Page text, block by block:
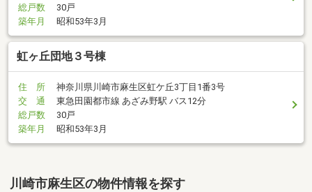
総戸数
30戸
築年月
昭和53年3月
虹ヶ丘団地３号棟
住 所
神奈川県川崎市麻生区虹ケ丘3丁目1番3号
交 通
東急田園都市線 あざみ野駅 バス12分
総戸数
30戸
築年月
昭和53年3月
川崎市麻生区の物件情報を探す